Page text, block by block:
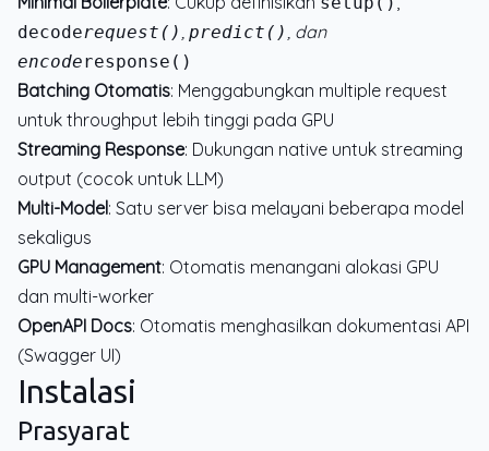
decoderequest(), predict(), dan
encoderesponse()
Batching Otomatis: Menggabungkan multiple request
untuk throughput lebih tinggi pada GPU
Streaming Response: Dukungan native untuk streaming
output (cocok untuk LLM)
Multi-Model: Satu server bisa melayani beberapa model
sekaligus
GPU Management: Otomatis menangani alokasi GPU
dan multi-worker
OpenAPI Docs: Otomatis menghasilkan dokumentasi API
(Swagger UI)
Instalasi
Prasyarat